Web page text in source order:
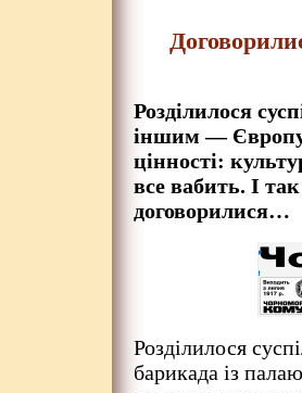
Розділилося
іншим — Європу.
цінності:
все вабить. І
договорилися…
Розділилося
барикада із